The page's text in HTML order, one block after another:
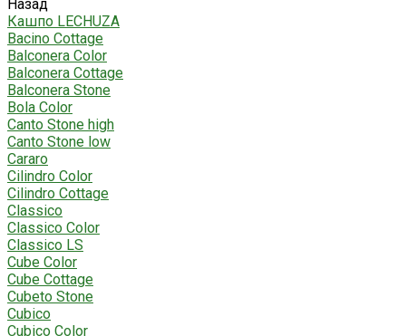
Назад
Кашпо LECHUZA
Bacino Cottage
Balconera Color
Balconera Cottage
Balconera Stone
Bola Color
Canto Stone high
Canto Stone low
Cararo
Cilindro Color
Cilindro Cottage
Classico
Classico Color
Classico LS
Cube Color
Cube Cottage
Cubeto Stone
Cubico
Cubico Color